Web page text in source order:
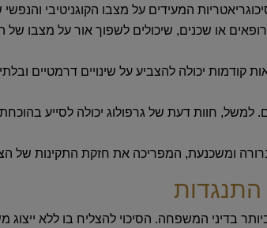
המעידים על מצבו הקוגניטיבי
או שכנים, שיכולים לשפוך אור על מצבו
קודמות יכולה להצביע על שינויים דרמטיים
למשל, חוות דעת של גרפולוג יכולה לסייע
ומשכנעת, המפריכה את חזקת התקינות של
התנגדות
בדיני המשפחה. הסיכוי להצליח בו ללא ייצוג